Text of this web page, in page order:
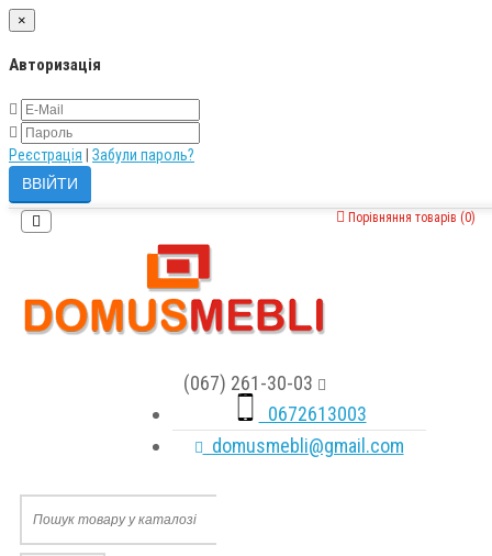
×
Авторизація
Реєстрація Забули пароль?
Порівняння товарів (0)
(067) 261-30-03
0672613003
domusmebli@gmail.com